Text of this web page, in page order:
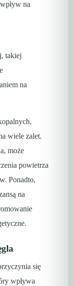
na
takiej
na
wiele zalet.
może
powietrza
Ponadto,
na
się
wpływa